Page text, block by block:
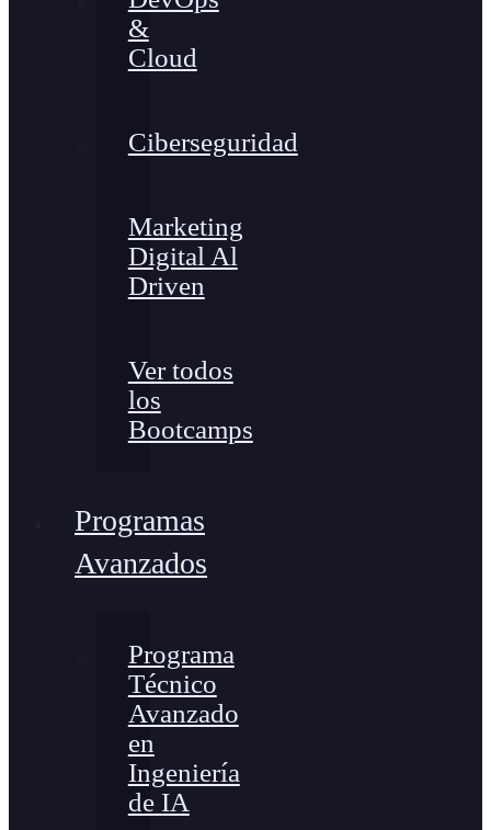
&
Cloud
Ciberseguridad
Marketing
Digital Al
Driven
Ver todos
los
Bootcamps
Programas
Avanzados
Programa
Técnico
Avanzado
en
Ingeniería
de IA